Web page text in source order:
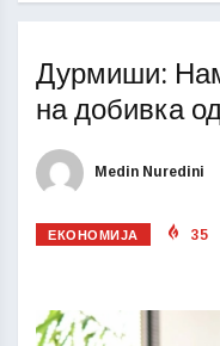
Дурмиши:
на добивка
Medin Nuredini
ЕКОНОМИЈА 35